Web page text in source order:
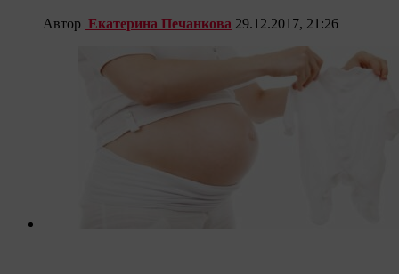
Автор Екатерина Печанкова 29.12.2017, 21:26